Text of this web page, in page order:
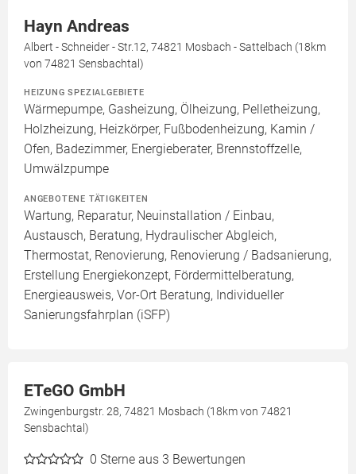
Hayn Andreas
Albert - Schneider - Str.12, 74821 Mosbach - Sattelbach (18km
von 74821 Sensbachtal)
HEIZUNG SPEZIALGEBIETE
Wärmepumpe, Gasheizung, Ölheizung, Pelletheizung,
Holzheizung, Heizkörper, Fußbodenheizung, Kamin /
Ofen, Badezimmer, Energieberater, Brennstoffzelle,
Umwälzpumpe
ANGEBOTENE TÄTIGKEITEN
Wartung, Reparatur, Neuinstallation / Einbau,
Austausch, Beratung, Hydraulischer Abgleich,
Thermostat, Renovierung, Renovierung / Badsanierung,
Erstellung Energiekonzept, Fördermittelberatung,
Energieausweis, Vor-Ort Beratung, Individueller
Sanierungsfahrplan (iSFP)
ETeGO GmbH
Zwingenburgstr. 28, 74821 Mosbach (18km von 74821
Sensbachtal)
0 Sterne aus 3 Bewertungen